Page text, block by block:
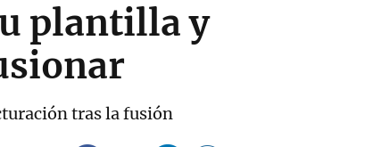
plantilla y
tras la fusión